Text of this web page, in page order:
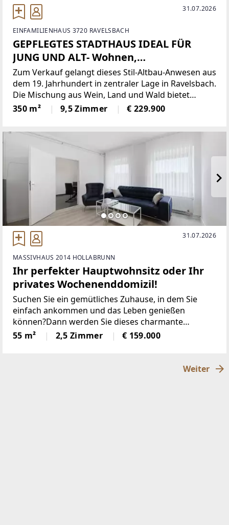
31.07.2026
EINFAMILIENHAUS 3720 RAVELSBACH
GEPFLEGTES STADTHAUS IDEAL FÜR
JUNG UND ALT- Wohnen,
Mehrgenerationenprojekt, kleine
Geschäftsnische oder Büro im
Erdgeschoss
Zum Verkauf gelangt dieses Stil-Altbau-Anwesen aus
dem 19. Jahrhundert in zentraler Lage in Ravelsbach.
Die Mischung aus Wein, Land und Wald bietet
ausgezeichnete Wohnqualität und eignet sich
sowohl als Feriendomizil als auch als einzigartiger
350 m² 9,5 Zimmer € 229.900
31.07.2026
MASSIVHAUS 2014 HOLLABRUNN
Ihr perfekter Hauptwohnsitz oder Ihr
privates Wochenenddomizil!
Suchen Sie ein gemütliches Zuhause, in dem Sie
einfach ankommen und das Leben genießen
können?Dann werden Sie dieses charmante
Wohnhaus in Breitenwaida lieben! Das Haus wurde
bereits mit viel Liebe renoviert. Das Beste daran: Es
55 m² 2,5 Zimmer € 159.000
Weiter